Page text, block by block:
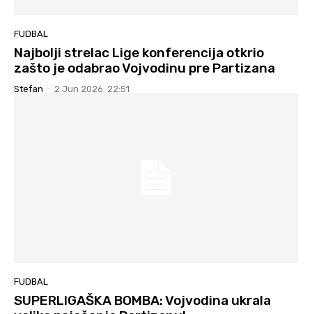
FUDBAL
Najbolji strelac Lige konferencija otkrio
zašto je odabrao Vojvodinu pre Partizana
Stefan - 2 Jun 2026. 22:51
FUDBAL
SUPERLIGAŠKA BOMBA: Vojvodina ukrala